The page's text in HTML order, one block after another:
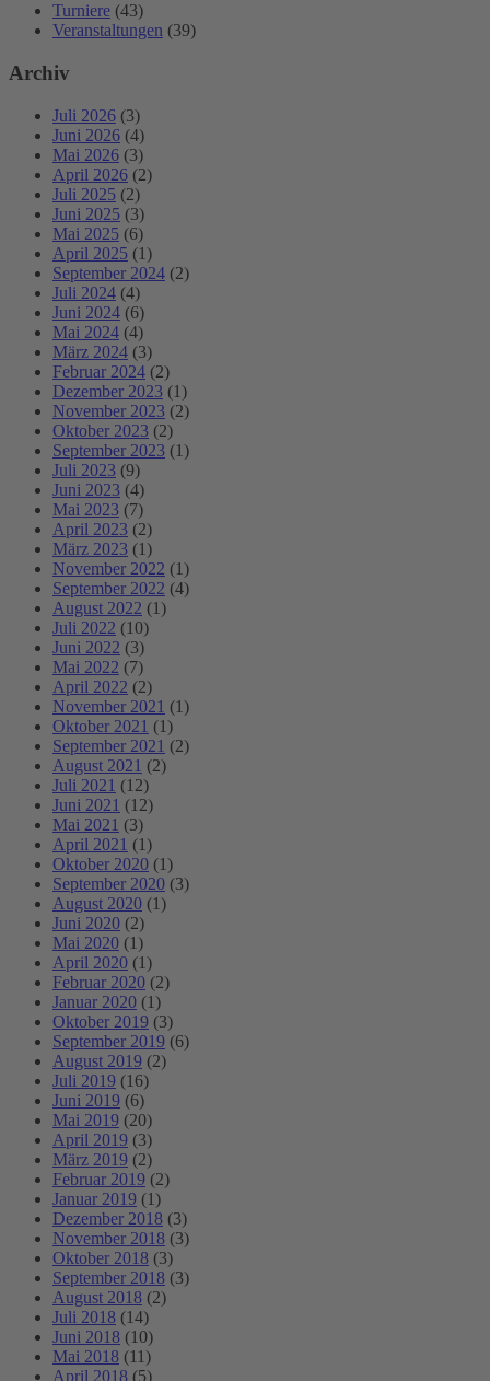
Turniere (43)
Veranstaltungen (39)
Archiv
Juli 2026 (3)
Juni 2026 (4)
Mai 2026 (3)
April 2026 (2)
Juli 2025 (2)
Juni 2025 (3)
Mai 2025 (6)
April 2025 (1)
September 2024 (2)
Juli 2024 (4)
Juni 2024 (6)
Mai 2024 (4)
März 2024 (3)
Februar 2024 (2)
Dezember 2023 (1)
November 2023 (2)
Oktober 2023 (2)
September 2023 (1)
Juli 2023 (9)
Juni 2023 (4)
Mai 2023 (7)
April 2023 (2)
März 2023 (1)
November 2022 (1)
September 2022 (4)
August 2022 (1)
Juli 2022 (10)
Juni 2022 (3)
Mai 2022 (7)
April 2022 (2)
November 2021 (1)
Oktober 2021 (1)
September 2021 (2)
August 2021 (2)
Juli 2021 (12)
Juni 2021 (12)
Mai 2021 (3)
April 2021 (1)
Oktober 2020 (1)
September 2020 (3)
August 2020 (1)
Juni 2020 (2)
Mai 2020 (1)
April 2020 (1)
Februar 2020 (2)
Januar 2020 (1)
Oktober 2019 (3)
September 2019 (6)
August 2019 (2)
Juli 2019 (16)
Juni 2019 (6)
Mai 2019 (20)
April 2019 (3)
März 2019 (2)
Februar 2019 (2)
Januar 2019 (1)
Dezember 2018 (3)
November 2018 (3)
Oktober 2018 (3)
September 2018 (3)
August 2018 (2)
Juli 2018 (14)
Juni 2018 (10)
Mai 2018 (11)
April 2018 (5)